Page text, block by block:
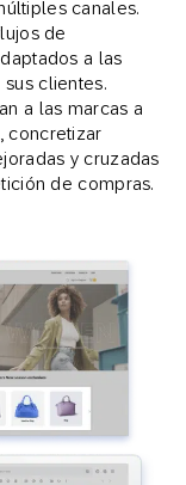
canales.
de
a las
clientes.
a las marcas a
concretizar
y cruzadas
de compras.